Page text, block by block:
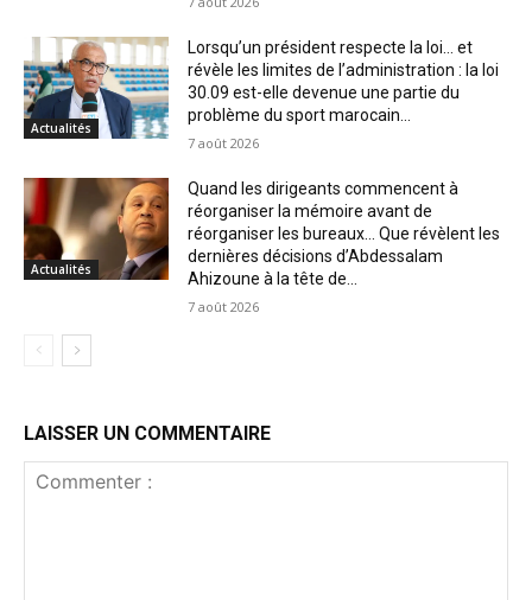
Actualités
Lorsqu’un président respecte la loi… et
révèle les limites de l’administration : la loi
30.09 est-elle devenue une partie du
problème du sport marocain...
7 août 2026
Actualités
Quand les dirigeants commencent à
réorganiser la mémoire avant de
réorganiser les bureaux… Que révèlent les
dernières décisions d’Abdessalam
Ahizoune à la tête de...
7 août 2026
LAISSER UN COMMENTAIRE